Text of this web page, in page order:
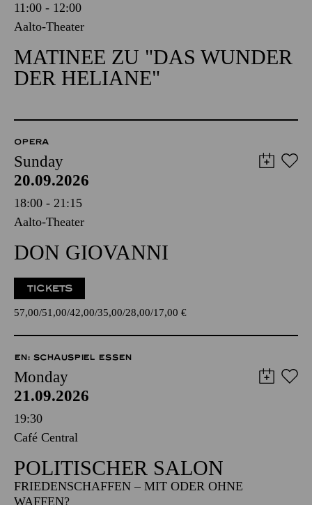
11:00 - 12:00
Aalto-Theater
MATINEE ZU "DAS WUNDER
DER HELIANE"
OPERA
Sunday
20.09.2026
18:00 - 21:15
Aalto-Theater
DON GIOVANNI
TICKETS
57,00 51,00 42,00 35,00 28,00 17,00 €
EN: SCHAUSPIEL ESSEN
Monday
21.09.2026
19:30
Café Central
POLITISCHER SALON
FRIEDENSCHAFFEN – MIT ODER OHNE
WAFFEN?